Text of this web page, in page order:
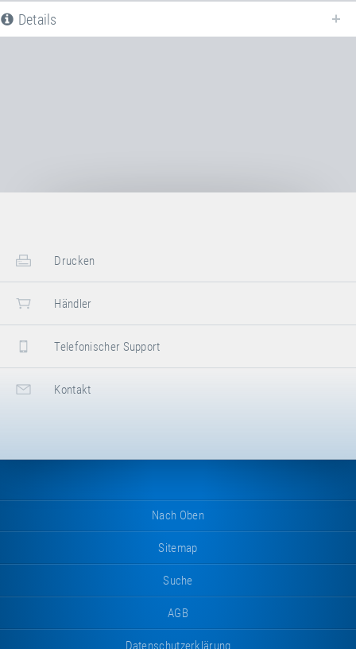
Details
Drucken
Händler
Telefonischer Support
Kontakt
Nach Oben
Sitemap
Suche
AGB
Datenschutzerklärung